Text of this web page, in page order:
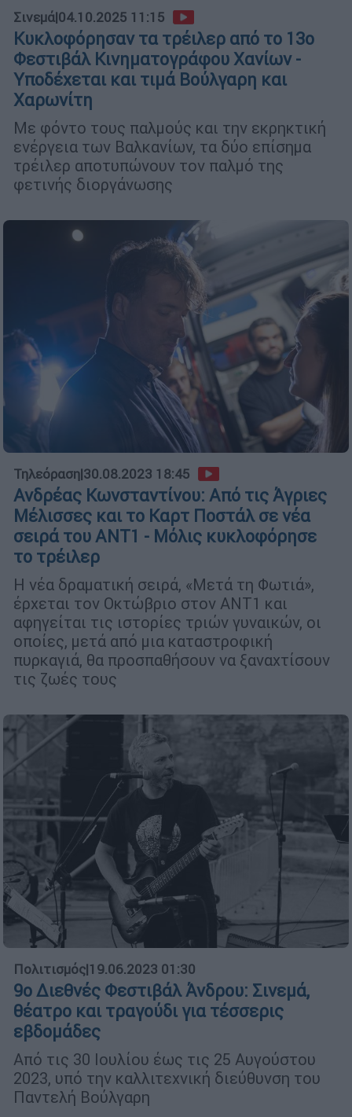
Σινεμά|04.10.2025 11:15
Κυκλοφόρησαν τα τρέιλερ από το 13ο
Φεστιβάλ Κινηματογράφου Χανίων -
Υποδέχεται και τιμά Βούλγαρη και
Χαρωνίτη
Με φόντο τους παλμούς και την εκρηκτική
ενέργεια των Βαλκανίων, τα δύο επίσημα
τρέιλερ αποτυπώνουν τον παλμό της
φετινής διοργάνωσης
Τηλεόραση|30.08.2023 18:45
Ανδρέας Κωνσταντίνου: Από τις Άγριες
Μέλισσες και το Καρτ Ποστάλ σε νέα
σειρά του ΑΝΤ1 - Μόλις κυκλοφόρησε
το τρέιλερ
Η νέα δραματική σειρά, «Μετά τη Φωτιά»,
έρχεται τον Οκτώβριο στον ΑΝΤ1 και
αφηγείται τις ιστορίες τριών γυναικών, οι
οποίες, μετά από μια καταστροφική
πυρκαγιά, θα προσπαθήσουν να ξαναχτίσουν
τις ζωές τους
Πολιτισμός|19.06.2023 01:30
9ο Διεθνές Φεστιβάλ Άνδρου: Σινεμά,
θέατρο και τραγούδι για τέσσερις
εβδομάδες
Από τις 30 Ιουλίου έως τις 25 Αυγούστου
2023, υπό την καλλιτεχνική διεύθυνση του
Παντελή Βούλγαρη